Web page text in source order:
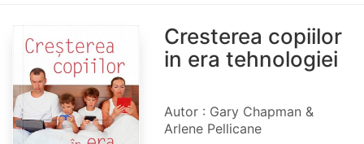
Cresterea copiilor
in era tehnologiei
Autor : Gary Chapman &
Arlene Pellicane